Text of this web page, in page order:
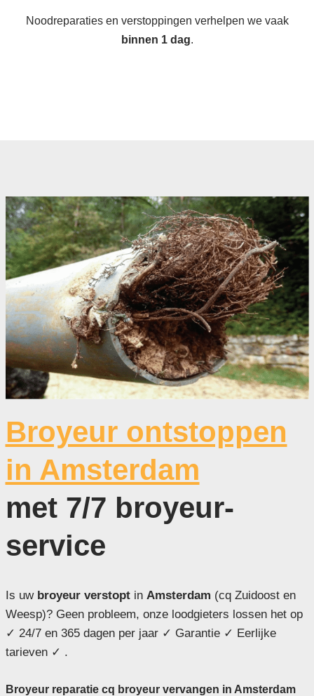
Noodreparaties en verstoppingen verhelpen we vaak
binnen 1 dag.
Broyeur ontstoppen
in Amsterdam
met 7/7 broyeur-
service
Is uwbroyeur verstoptin Amsterdam (cq Zuidoost en
Weesp)? Geen probleem, onze loodgieters lossen het op
✓ 24/7 en 365 dagen per jaar ✓ Garantie ✓ Eerlijke
tarieven ✓ .
Broyeur reparatie cq broyeur vervangen in Amsterdam